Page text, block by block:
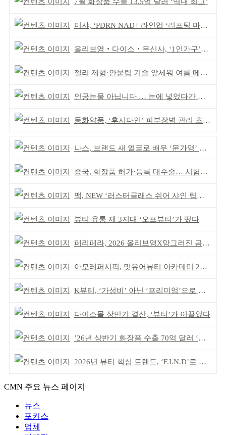
미샤, ‘PDRN NAD+ 라인업 ‘리프팅 마스크’ 출시
올리브영‧다이소‧무신사, ‘1인가구’가 이끈다
젤리 제형·안묻립 기술 앞세워 여름 메이크업 시장 공략
인공눈물 아닙니다 … 눈에 넣었다간 각막 손상
동화약품, ‘후시다인’ 피부장벽 관리 초점 ‘리브랜딩’
나스, 브랜드 새 얼굴로 배우 ‘문가영’ 발탁
중국, 화장품 허가·등록 대수술… 시험자료 공용 허용
맥, NEW ‘러스터글래스 쉬어 샤인 립스틱’ 출시
뷰티 유통 제 3지대 ‘오프뷰티’가 떴다
페리페라, 2026 올리브영X망그러진 곰 콜라보
아모레퍼시픽, 밋유어뷰티 아카데미 2기 발대식
K뷰티, ‘가성비’ 아닌 ‘프리미엄’으로 승부걸어야
다이소몰 상반기 결산, ‘뷰티’가 이끌었다
’26년 상반기 화장품 수출 70억 달러 ‘역대 최고’
2026년 뷰티 핵심 트렌드, ‘F.I.N.D’로 읽는다
CMN 주요 뉴스 페이지
뉴스
포커스
업체